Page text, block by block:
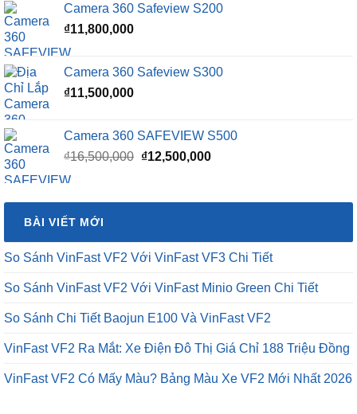
₫16,500,000.là:
Camera 360 Safeview S200
₫11,800,000
Camera 360 Safeview S300
₫11,500,000
Camera 360 SAFEVIEW S500
₫16,500,000 Giá
₫16,500,000.
₫12,500,000Giá
là:
BÀI VIẾT MỚI
So Sánh VinFast VF2 Với VinFast VF3 Chi Tiết
So Sánh VinFast VF2 Với VinFast Minio Green Chi Tiết
So Sánh Chi Tiết Baojun E100 Và VinFast VF2
VinFast VF2 Ra Mắt: Xe Điện Đô Thị Giá Chỉ 188 Triệu Đồng
VinFast VF2 Có Mấy Màu? Bảng Màu Xe VF2 Mới Nhất 2026